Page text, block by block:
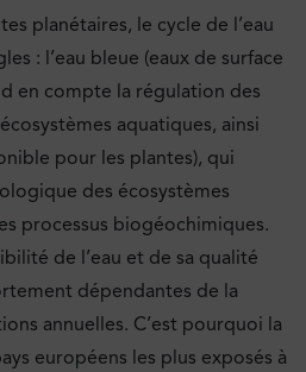
planétaires, le cycle de l’eau
: l’eau bleue (eaux de surface
en compte la régulation des
aquatiques, ainsi
pour les plantes), qui
des écosystèmes
processus biogéochimiques.
de l’eau et de sa qualité
dépendantes de la
annuelles. C’est pourquoi la
européens les plus exposés à